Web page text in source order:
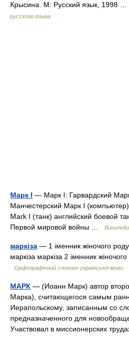
Крысина. М: Русский язык, 1998 …
русского языка
Марк I — Марк I: Гарвардский
Манчестерский Марк I
Mark I (танк) английский боевой
Первой мировой войны …
маркіза — 1 іменник жіночого
маркіза маркіза 2 іменник
Орфографічний словник української мови
МАРК — (Иоанн Марк) автор
Марка), считающегося самым
Иерапольскому, записанным со
предназначенного для
Участвовал в миссионерских